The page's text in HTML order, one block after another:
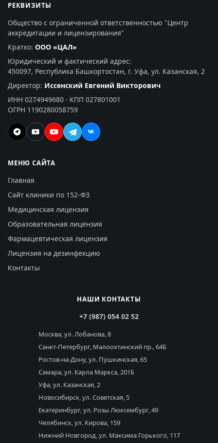
РЕКВИЗИТЫ
Общество с ограниченной ответственностью "Центр
аккредитации и лицензирования"
Кратко: ООО «ЦАЛ»
Юридический и фактический адрес:
450097, Республика Башкортостан, г. Уфа, ул. Казанская, 2
Директор: Иссенский Евгений Викторович
ИНН 0274949680 · КПП 027801001
ОГРН 1190280058759
МЕНЮ САЙТА
Главная
Сайт клиники по 152-ФЗ
Медицинская лицензия
Образовательная лицензия
Фармацевтическая лицензия
Лицензия на дезинфекцию
Контакты
НАШИ КОНТАКТЫ
+7 (987) 054 02 52
Москва, ул. Лобанова, 8
Санкт-Петербург, Малоохтинский пр., 64Б
Ростов-на-Дону, ул. Пушкинская, 65
Самара, ул. Карла Маркса, 201Б
Уфа, ул. Казанская, 2
Новосибирск, ул. Советская, 5
Екатеринбург, ул. Розы Люксембург, 49
Челябинск, ул. Кирова, 159
Нижний Новгород, ул. Максима Горького, 117